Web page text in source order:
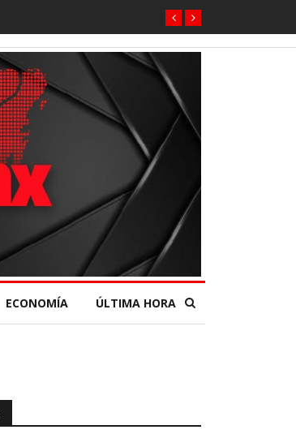
ECONOMÍA ÚLTIMA HORA